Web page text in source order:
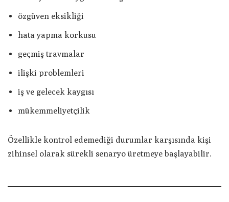
özgüven eksikliği
hata yapma korkusu
geçmiş travmalar
ilişki problemleri
iş ve gelecek kaygısı
mükemmeliyetçilik
Özellikle kontrol edemediği durumlar karşısında kişi
zihinsel olarak sürekli senaryo üretmeye başlayabilir.